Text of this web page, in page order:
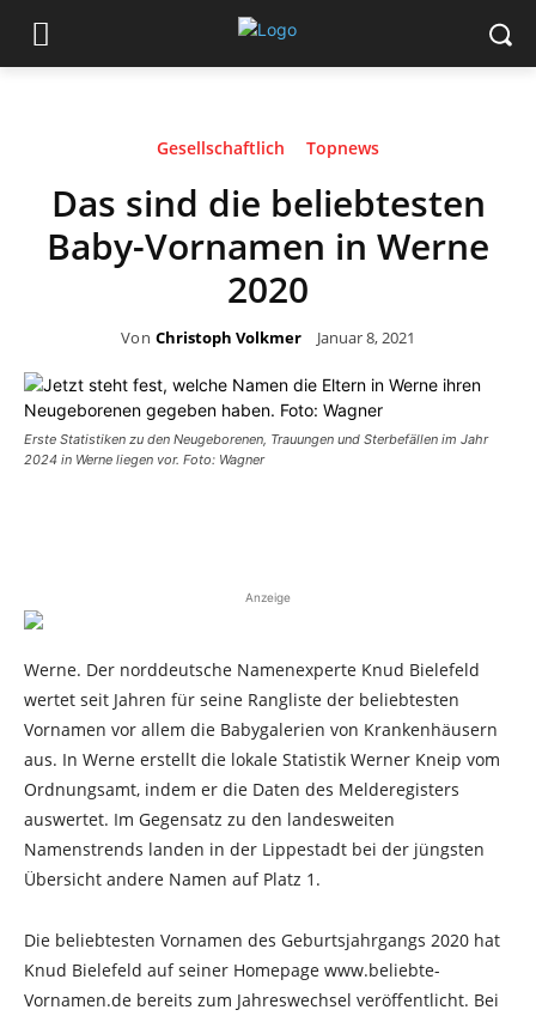
Gesellschaftlich Topnews
Das sind die beliebtesten
Baby-Vornamen in Werne
2020
Von Christoph Volkmer Januar 8, 2021
Erste Statistiken zu den Neugeborenen, Trauungen und Sterbefällen im Jahr
2024 in Werne liegen vor. Foto: Wagner
Anzeige
Werne. Der norddeutsche Namenexperte Knud Bielefeld
wertet seit Jahren für seine Rangliste der beliebtesten
Vornamen vor allem die Babygalerien von Krankenhäusern
aus. In Werne erstellt die lokale Statistik Werner Kneip vom
Ordnungsamt, indem er die Daten des Melderegisters
auswertet. Im Gegensatz zu den landesweiten
Namenstrends landen in der Lippestadt bei der jüngsten
Übersicht andere Namen auf Platz 1.
Die beliebtesten Vornamen des Geburtsjahrgangs 2020 hat
Knud Bielefeld auf seiner Homepage www.beliebte-
Vornamen.de bereits zum Jahreswechsel veröffentlicht. Bei